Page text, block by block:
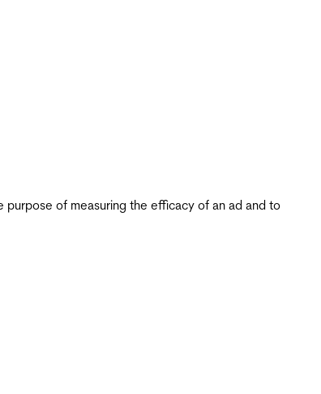
of measuring the efficacy of an ad and to